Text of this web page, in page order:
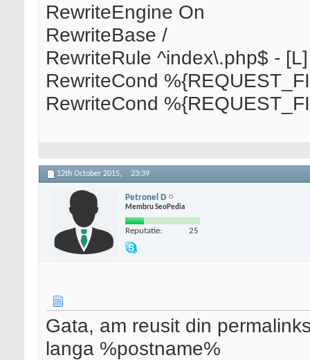
RewriteEngine On
RewriteBase /
RewriteRule ^index\.php$ - [L]
RewriteCond
RewriteCond
12th October 2015, 23:39
Petronel D
Membru SeoPedia
Reputatie: 25
Gata, am reusit din
langa %postname%